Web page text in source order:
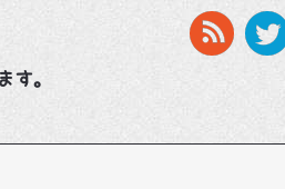
す。